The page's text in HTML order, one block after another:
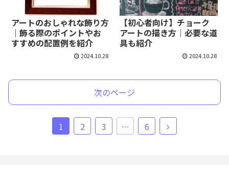
アートのおしゃれな飾り方
｜飾る際のポイントやお
すすめの配置例を紹介
2024.10.28
【初心者向け】チョーク
アートの描き方｜必要な道
具も紹介
2024.10.28
次のページ
1 2 3 … 6
次